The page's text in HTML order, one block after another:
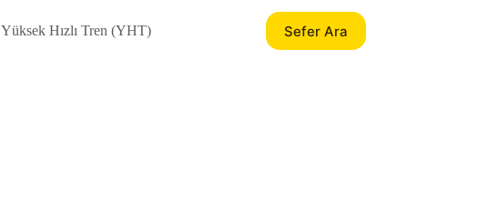
Yüksek Hızlı Tren (YHT) Sefer Ara